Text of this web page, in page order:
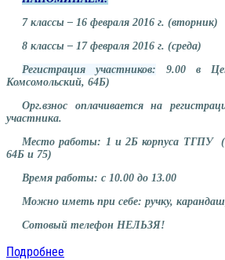
7 классы – 16 февраля 2016 г. (вторник)
8 классы – 17 февраля 2016 г. (среда)
Регистрация участников: 9.00 в
Комсомольский, 64Б)
Орг.взнос оплачивается на
участника.
Место работы: 1 и 2Б корпуса ТГПУ
64Б и 75)
Время работы: с 10.00 до 13.00
Можно иметь при себе: ручку,
Сотовый телефон НЕЛЬЗЯ!
Подробнее